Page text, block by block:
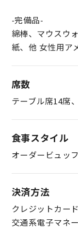
-完備品-
綿棒、マウスウ
紙、他 女性用ア
席数
テーブル席14席
食事スタイル
オーダービュッ
決済方法
クレジットカー
交通系電子マネ